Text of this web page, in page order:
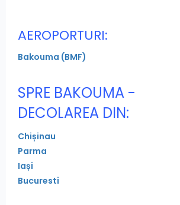
AEROPORTURI:
Bakouma (BMF)
SPRE BAKOUMA -
DECOLAREA DIN:
Chișinau
Parma
Iași
Bucuresti